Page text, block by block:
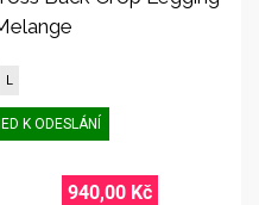
L
K ODESLÁNÍ
940,00 Kč